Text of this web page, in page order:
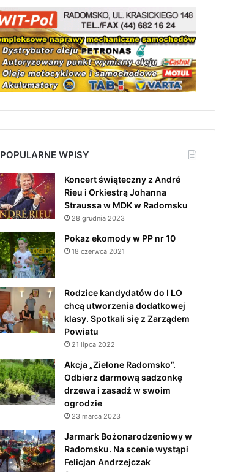
POPULARNE WPISY
Koncert świąteczny z André
Rieu i Orkiestrą Johanna
Straussa w MDK w Radomsku
28 grudnia 2023
Pokaz ekomody w PP nr 10
18 czerwca 2021
Rodzice kandydatów do I LO
chcą utworzenia dodatkowej
klasy. Spotkali się z Zarządem
Powiatu
21 lipca 2022
Akcja „Zielone Radomsko”.
Odbierz darmową sadzonkę
drzewa i zasadź w swoim
ogrodzie
23 marca 2023
Jarmark Bożonarodzeniowy w
Radomsku. Na scenie wystąpi
Felicjan Andrzejczak